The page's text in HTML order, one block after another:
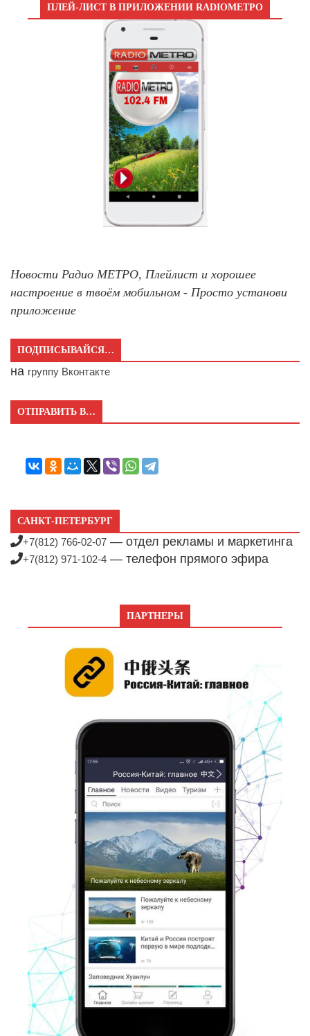
ПЛЕЙ-ЛИСТ В ПРИЛОЖЕНИИ RADIOМЕТРО
Новости Радио МЕТРО, Плейлист и хорошее
настроение в твоём мобильном - Просто установи
приложение
ПОДПИСЫВАЙСЯ…
на группу Вконтакте
ОТПРАВИТЬ В…
САНКТ-ПЕТЕРБУРГ
+7(812) 766-02-07 — отдел рекламы и маркетинга
+7(812) 971-102-4 — телефон прямого эфира
ПАРТНЕРЫ